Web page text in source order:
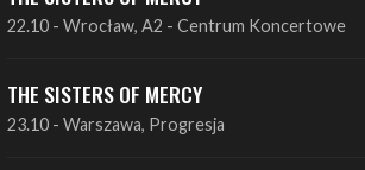
22.10 - Wrocław, A2 - Centrum Koncertowe